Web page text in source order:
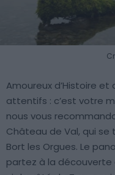
Amoureux d’Histoire
attentifs : c’est votre
nous vous
Château de Val, qui se
Bort les Orgues. Le
partez à la découverte